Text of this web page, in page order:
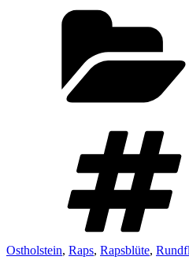
Ostholstein, Raps, Rapsblüte,